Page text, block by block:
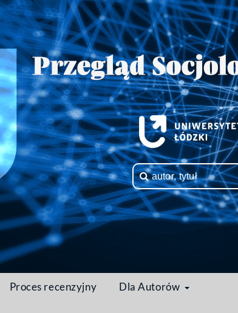
Proces recenzyjny Dla Autorów